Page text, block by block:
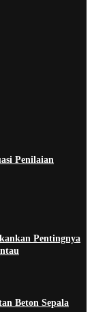
Penilaian
Pentingnya
Beton Sepala